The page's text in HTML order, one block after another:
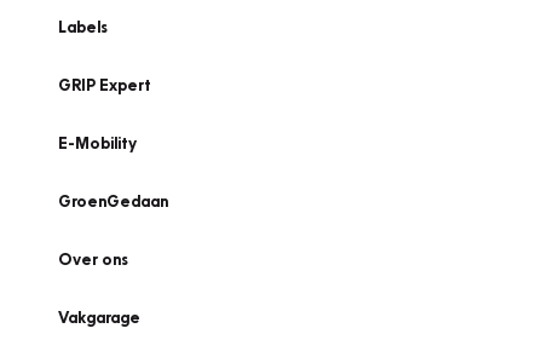
Labels
GRIP Expert
E-Mobility
GroenGedaan
Over ons
Vakgarage